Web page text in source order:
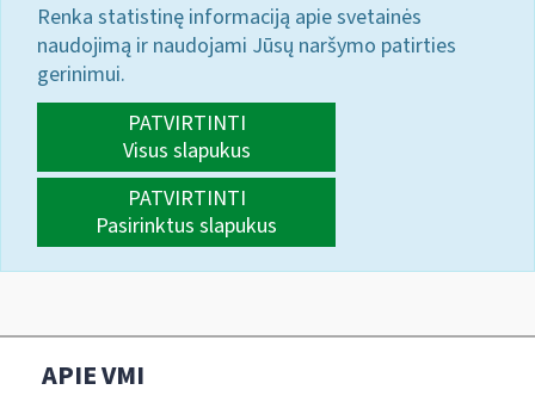
Renka statistinę informaciją apie svetainės
naudojimą ir naudojami Jūsų naršymo patirties
gerinimui.
PATVIRTINTI
Visus slapukus
PATVIRTINTI
Pasirinktus slapukus
APIE VMI